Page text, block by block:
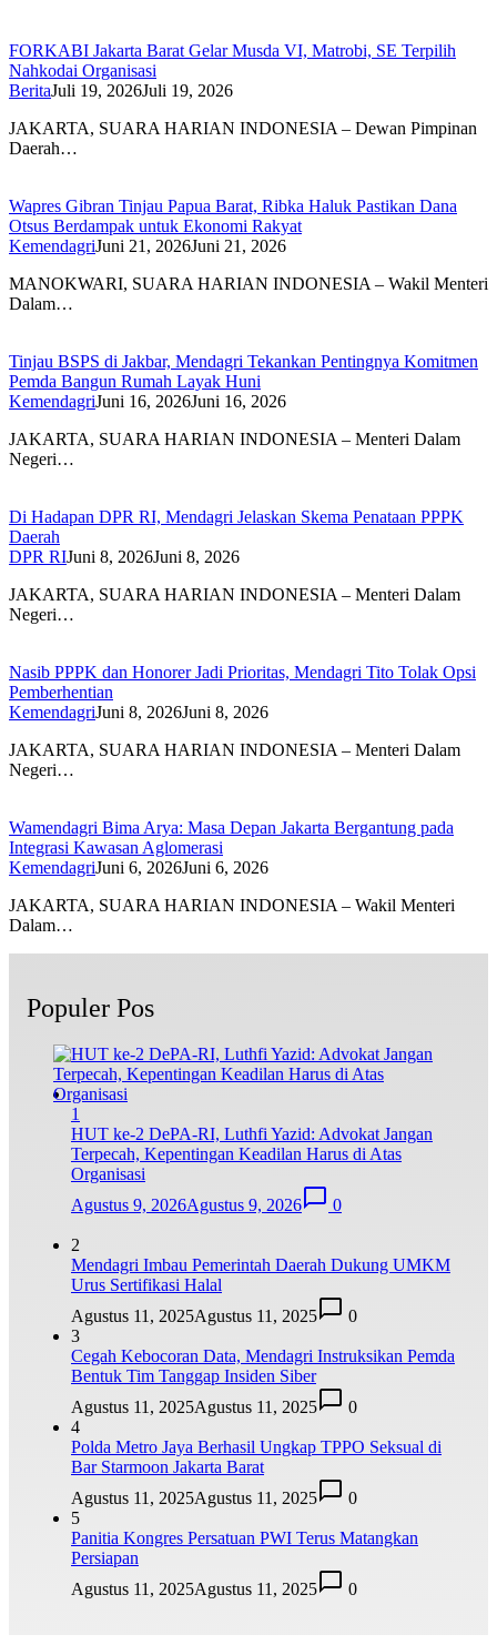
FORKABI Jakarta Barat Gelar Musda VI, Matrobi, SE Terpilih
Nahkodai Organisasi
BeritaJuli 19, 2026Juli 19, 2026
JAKARTA, SUARA HARIAN INDONESIA – Dewan Pimpinan
Daerah…
Wapres Gibran Tinjau Papua Barat, Ribka Haluk Pastikan Dana
Otsus Berdampak untuk Ekonomi Rakyat
KemendagriJuni 21, 2026Juni 21, 2026
MANOKWARI, SUARA HARIAN INDONESIA – Wakil Menteri
Dalam…
Tinjau BSPS di Jakbar, Mendagri Tekankan Pentingnya Komitmen
Pemda Bangun Rumah Layak Huni
KemendagriJuni 16, 2026Juni 16, 2026
JAKARTA, SUARA HARIAN INDONESIA – Menteri Dalam
Negeri…
Di Hadapan DPR RI, Mendagri Jelaskan Skema Penataan PPPK
Daerah
DPR RIJuni 8, 2026Juni 8, 2026
JAKARTA, SUARA HARIAN INDONESIA – Menteri Dalam
Negeri…
Nasib PPPK dan Honorer Jadi Prioritas, Mendagri Tito Tolak Opsi
Pemberhentian
KemendagriJuni 8, 2026Juni 8, 2026
JAKARTA, SUARA HARIAN INDONESIA – Menteri Dalam
Negeri…
Wamendagri Bima Arya: Masa Depan Jakarta Bergantung pada
Integrasi Kawasan Aglomerasi
KemendagriJuni 6, 2026Juni 6, 2026
JAKARTA, SUARA HARIAN INDONESIA – Wakil Menteri
Dalam…
Populer Pos
1
HUT ke-2 DePA-RI, Luthfi Yazid: Advokat Jangan
Terpecah, Kepentingan Keadilan Harus di Atas
Organisasi
Agustus 9, 2026Agustus 9, 2026 0
2
Mendagri Imbau Pemerintah Daerah Dukung UMKM
Urus Sertifikasi Halal
Agustus 11, 2025Agustus 11, 2025
0
3
Cegah Kebocoran Data, Mendagri Instruksikan Pemda
Bentuk Tim Tanggap Insiden Siber
Agustus 11, 2025Agustus 11, 2025
0
4
Polda Metro Jaya Berhasil Ungkap TPPO Seksual di
Bar Starmoon Jakarta Barat
Agustus 11, 2025Agustus 11, 2025
0
5
Panitia Kongres Persatuan PWI Terus Matangkan
Persiapan
Agustus 11, 2025Agustus 11, 2025 0